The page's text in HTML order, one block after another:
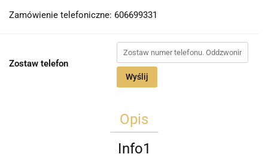
Zamówienie telefoniczne: 606699331
Zostaw telefon
Wyślij
Opis
Info1